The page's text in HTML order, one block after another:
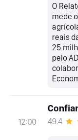
O
mede
reais
25
pelo
12:00 49.4